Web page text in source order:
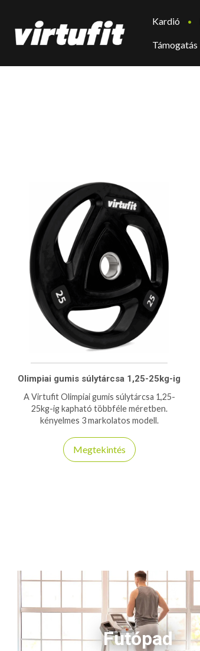
Kardió
Támogatás
Olimpiai gumis súlytárcsa 1,25-25kg-ig
A Virtufit Olimpiai gumis súlytárcsa 1,25-
25kg-ig kapható többféle méretben.
kényelmes 3 markolatos modell.
Megtekintés
Futópad